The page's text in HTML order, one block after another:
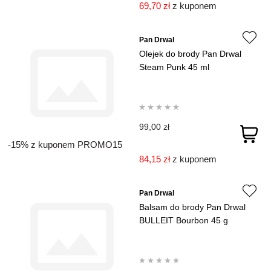
69,70 złz kuponem
-15% z kuponem PROMO15
Pan Drwal
Olejek do brody Pan Drwal
Steam Punk 45 ml
99,00 zł
84,15 złz kuponem
Pan Drwal
Balsam do brody Pan Drwal
BULLEIT Bourbon 45 g